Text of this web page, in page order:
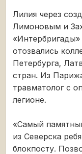
Лилия через
Лимоновым и
отозвались
Петербурга,
стран. Из
травматолог с
легионе.
«Самый
из Северска
блокпосту.